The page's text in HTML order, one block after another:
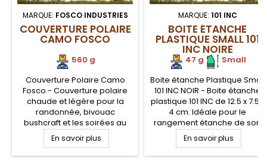
MARQUE: FOSCO INDUSTRIES
COUVERTURE POLAIRE
CAMO FOSCO
560 g
Couverture Polaire Camo
Fosco - Couverture polaire
chaude et légère pour la
randonnée, bivouac
bushcraft et les soirées au
coin du feu. Couverture
polyester polaire avec
sangle de serrage et de
En savoir plus
MARQUE: 101 INC
BOITE ÉTANCHE
PLASTIQUE SMALL 101
INC NOIRE
47 g
Small
Boite étanche Plastique Small
101 INC NOIR - Boite étanche
plastique 101 INC de 12.5 x 7.5 x
4 cm. Idéale pour le
rangement étanche de son
petit matériel, et kit de survie
de votre propre composition.
Comporte deux plaquettes
En savoir plus